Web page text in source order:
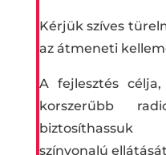
Kérjük szíves
az átmeneti
A fejlesztés
korszerűbb
színvonalú